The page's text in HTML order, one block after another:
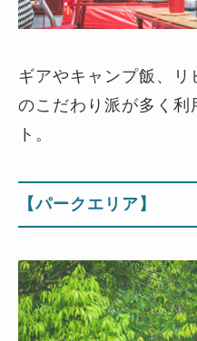
ギアやキャンプ飯、
のこだわり派が多く利
ト。
【パークエリア】